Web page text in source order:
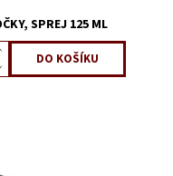
SPREJ 125 ML